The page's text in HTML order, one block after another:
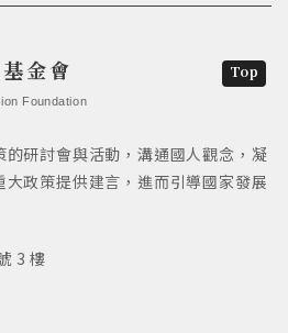
金會
Foundation
研討會與活動，溝通國人觀念，凝
政策提供建言，進而引導國家發展
3 樓
Top